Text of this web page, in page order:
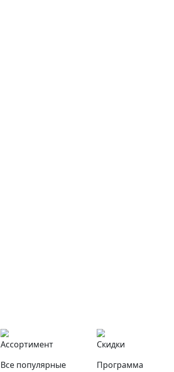
Ассортимент
Все популярные
Скидки
Программа